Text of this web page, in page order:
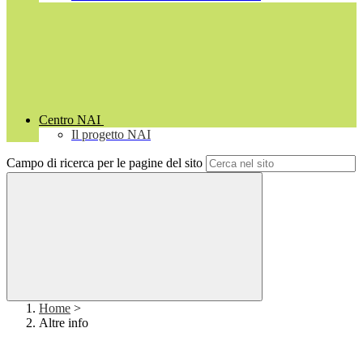
Centro NAI
Il progetto NAI
Campo di ricerca per le pagine del sito
Home >
Altre info